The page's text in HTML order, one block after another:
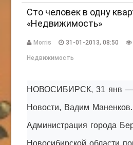
Сто человек в одну
«Недвижимость»
Morris 31-01-2013, 08:50
Недвижимость
НОВОСИБИРСК, 31 янв
Новости, Вадим Маненков.
Администрация города
Новосибирской области